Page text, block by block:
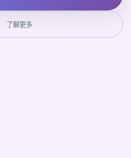
了解更多